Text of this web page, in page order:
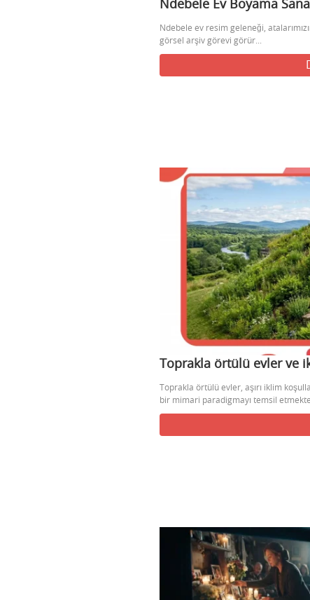
Ndebele Ev Boyama
Ndebele ev resim geleneği,
görsel arşiv görevi görür...
Toprakla örtülü evler ve
Toprakla örtülü evler, aşırı iklim
bir mimari paradigmayı temsil